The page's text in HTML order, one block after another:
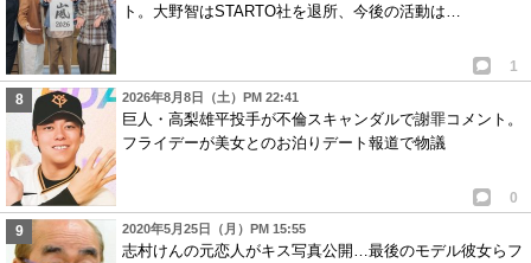
ト。大野智はSTARTO社を退所、今後の活動は…
1
2026年8月8日（土）PM 22:41
巨人・高梨雄平投手が不倫スキャンダルで謝罪コメント。
フライデーが美女とのお泊りデート報道で物議
0
2020年5月25日（月）PM 15:55
志村けんの元恋人がキス写真公開…最後のモデル彼女らフ